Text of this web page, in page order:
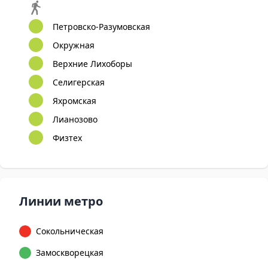
Петровско-Разумовская
Окружная
Верхние Лихоборы
Селигерская
Яхромская
Лианозово
Физтех
Линии метро
Сокольническая
Замоскворецкая